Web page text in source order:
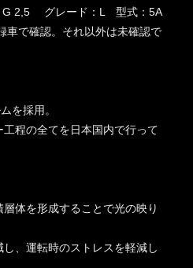
G 2,5 グレード：L 型式：5A
で確認。それ以外は未確認で
を採用。
程の全てを日本国内で行って
体を形成することで光の映り
、運転時のストレスを軽減し